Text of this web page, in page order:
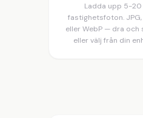
Ladda upp 5-20
fastighetsfoton. JPG,
eller WebP — dra och
eller välj från din